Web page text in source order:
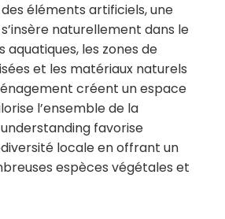
éléments artificiels, une
naturellement dans le
aquatiques, les zones de
et les matériaux naturels
créent un espace
l’ensemble de la
favorise
locale en offrant un
espèces végétales et